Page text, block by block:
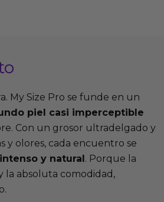
My Size Pro se funde en un
piel casi imperceptible
Con un grosor ultradelgado y
y olores, cada encuentro se
y natural. Porque la
la absoluta comodidad,